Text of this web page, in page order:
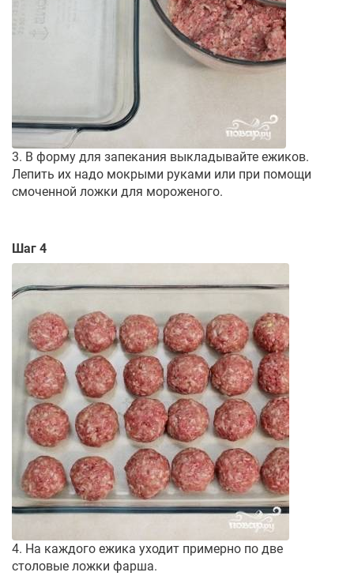
3. В форму для запекания выкладывайте ежиков.
Лепить их надо мокрыми руками или при помощи
смоченной ложки для мороженого.
Шаг 4
4. На каждого ежика уходит примерно по две
столовые ложки фарша.